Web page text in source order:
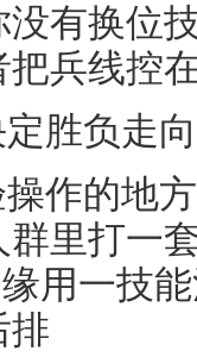
有换位
兵线控
胜负走向
作的地
里打一
用一技
排